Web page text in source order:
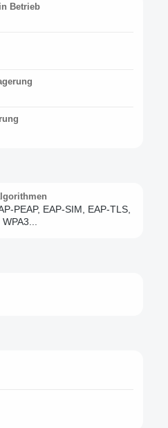
Betrieb
PEAP, EAP-SIM, EAP-TLS,